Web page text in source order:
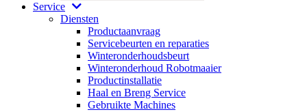
Service
Diensten
Productaanvraag
Servicebeurten en reparaties
Winteronderhoudsbeurt
Winteronderhoud Robotmaaier
Productinstallatie
Haal en Breng Service
Gebruikte Machines